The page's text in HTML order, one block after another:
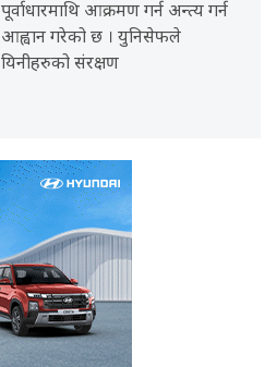
पूर्वाधारमाथि आक्रमण गर्न अन्त्य गर्न
आह्वान गरेको छ । युनिसेफले
यिनीहरुको संरक्षण